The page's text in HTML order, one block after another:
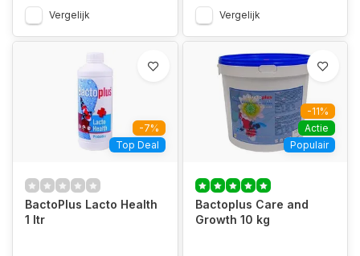
Vergelijk Vergelijk
-7%
Top Deal
BactoPlus Lacto Health
1 ltr
-11%
Actie
Populair
Bactoplus Care and
Growth 10 kg